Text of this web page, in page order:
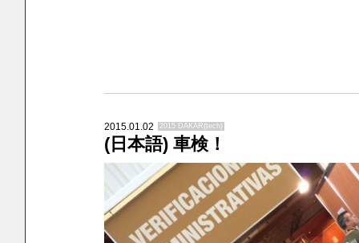
2015.01.02 2015 DAKAR(tech)
(日本語) 車検！